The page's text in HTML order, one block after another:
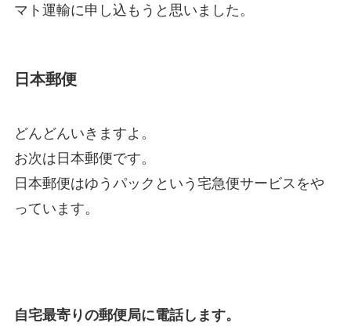
マト運輸に申し込もうと思いました。
日本郵便
どんどんいきますよ。
お次は日本郵便です。
日本郵便はゆうパックという宅急便サービスをや
っています。
自宅最寄りの郵便局に電話します。